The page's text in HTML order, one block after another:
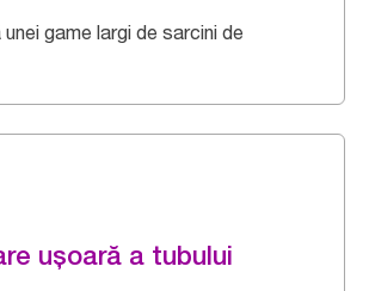
game largi de sarcini de
ușoară a tubului